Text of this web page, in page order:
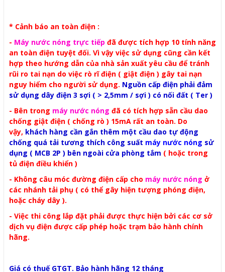
* Cảnh báo an toàn điện :
- Máy nước nóng trực tiếp đã được tích hợp 10 tính năng
an toàn điện tuyệt đối. Vì vậy việc sử dụng cũng cần kết
hợp theo hướng dẫn của nhà sản xuất yêu cầu để tránh
rũi ro tai nạn do việc rò rĩ điện ( giật điện ) gây tai nạn
nguy hiểm cho người sử dụng. Nguồn cấp điện phải đảm
sử dụng dây điện 3 sợi ( > 2,5mm / sợi ) có nối đất ( Ter )
- Bên trong máy nước nóng đã có tích hợp sẵn cầu dao
chống giật điện ( chống rò ) 15mA rất an toàn. Do
vậy, khách hàng cần gắn thêm một cầu dao tự động
chống quá tải tương thích công suất máy nước nóng sử
dụng ( MCB 2P ) bên ngoài cửa phòng tắm ( hoặc trong
tủ điện điều khiển )
- Không câu móc đường điện cấp cho máy nước nóng ở
các nhánh tải phụ ( có thể gây hiện tượng phóng điện,
hoặc cháy dây ).
- Việc thi công lắp đặt phải được thực hiện bởi các cơ sở
dịch vụ điện được cấp phép hoặc trạm bảo hành chính
hãng.
Giá có thuế GTGT. Bảo hành hãng 12 tháng